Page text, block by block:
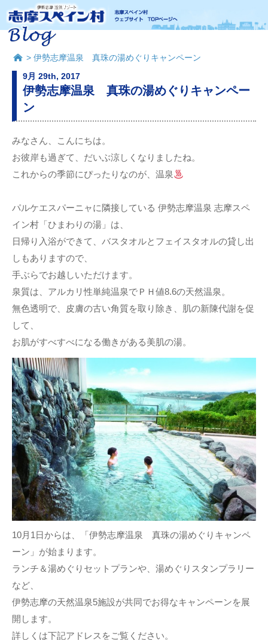
> 伊勢志摩温泉 真珠の湯めぐりキャンペーン
9月 29th, 2017
伊勢志摩温泉 真珠の湯めぐりキャンペー
ン
みなさん、こんにちは。
お彼岸も過ぎて、だいぶ涼しくなりましたね。
これからの季節にぴったりなのが、温泉
パルケエスパーニャに隣接している 伊勢志摩温泉 志摩スペ
イン村「ひまわりの湯」は、
日帰り入浴ができて、バスタオルとフェイスタオルの貸し出
しもありますので、
手ぶらでお越しいただけます。
泉質は、アルカリ性単純温泉でＰＨ値8.6の天然温泉。
無色透明で、皮膚の古い角質を取り除き、肌の新陳代謝を促
して、
お肌がすべすべになる働きがある美肌の湯。
10月1日からは、「伊勢志摩温泉 真珠の湯めぐりキャンペ
ーン」が始まります。
ランチ＆湯めぐりセットプランや、湯めぐりスタンプラリー
など、
伊勢志摩の天然温泉5施設が共同でお得なキャンペーンを展
開します。
詳しくは下記アドレスをご覧ください。